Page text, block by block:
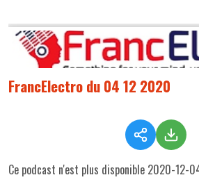
FrancElectro du 04 12 2020
Ce podcast n'est plus disponible 2020-12-